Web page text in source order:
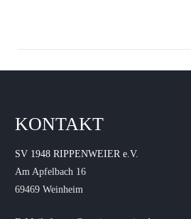
KONTAKT
SV 1948 RIPPENWEIER e.V.
Am Apfelbach 16
69469 Weinheim